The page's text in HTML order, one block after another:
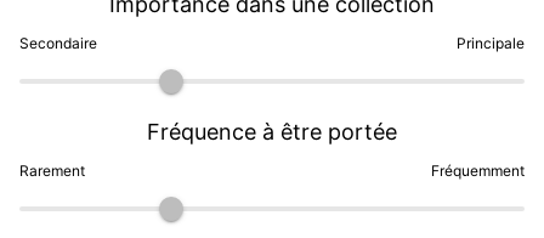
Et pourtant, j'en suis fan...
loupe sur la date, et le fait qu'elle passe bien sur
absolument tout type de bracelet (NATO, Rubber, acier
d'origine), ce look sportif, c'est ma montre d'été sans
Secondaire Principale
Rarement
Fréquence à être portée
Fréquemment